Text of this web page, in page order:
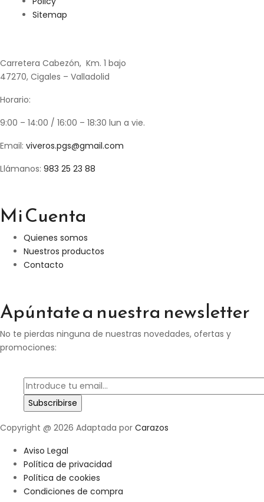
Sitemap
Carretera Cabezón, Km. 1 bajo
47270, Cigales – Valladolid
Horario:
9:00 – 14:00 / 16:00 – 18:30 lun a vie.
Email: viveros.pgs@gmail.com
Llámanos: 983 25 23 88
Mi Cuenta
Quienes somos
Nuestros productos
Contacto
Apúntate a nuestra newsletter
No te pierdas ninguna de nuestras novedades, ofertas y
promociones:
Copyright @ 2026 Adaptada por Carazos
Aviso Legal
Política de privacidad
Política de cookies
Condiciones de compra